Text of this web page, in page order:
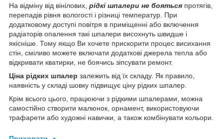
На відміну від вінілових, рідкі шпалери не бояться протягів,
перепадів рівня вологості і різниці температур. При
додатковому доступі повітря в приміщенні або включення
радіаторів опалення такі шпалери висохнуть швидше і
якісніше. Тому якщо Ви хочете прискорити процес висихання
стін, сміливо можете включати додаткові джерела тепла або
відкривати кватирки, не боячись зіпсувати ремонт.
Ціна рідких шпалер залежить від їх складу. Як правило,
наявність у складі шовку підвищує ціну рідких шпалер.
Крім всього цього, працюючи з рідкими шпалерами, можна
самостійно створити малюнок, орнамент, використовуючи
трафарети або художні навички, а також комбінувати кольори.